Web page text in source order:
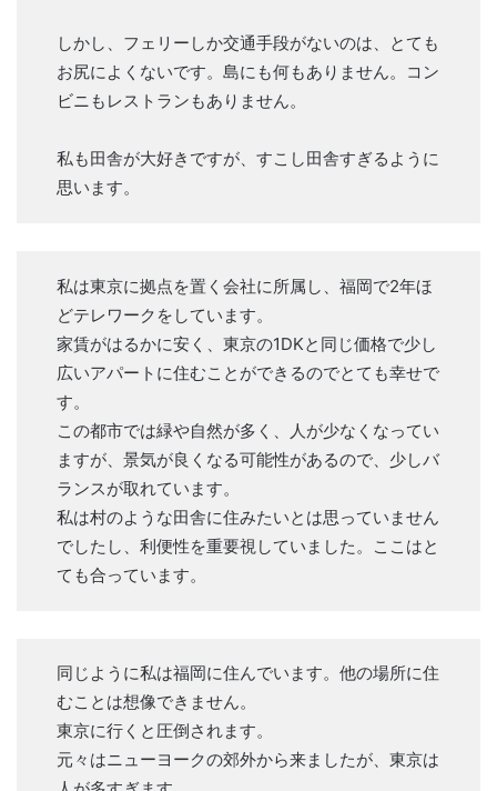
しかし、フェリーしか交通手段がないのは、とても
お尻によくないです。島にも何もありません。コン
ビニもレストランもありません。
私も田舎が大好きですが、すこし田舎すぎるように
思います。
私は東京に拠点を置く会社に所属し、福岡で2年ほ
どテレワークをしています。
家賃がはるかに安く、東京の1DKと同じ価格で少し
広いアパートに住むことができるのでとても幸せで
す。
この都市では緑や自然が多く、人が少なくなってい
ますが、景気が良くなる可能性があるので、少しバ
ランスが取れています。
私は村のような田舎に住みたいとは思っていません
でしたし、利便性を重要視していました。ここはと
ても合っています。
同じように私は福岡に住んでいます。他の場所に住
むことは想像できません。
東京に行くと圧倒されます。
元々はニューヨークの郊外から来ましたが、東京は